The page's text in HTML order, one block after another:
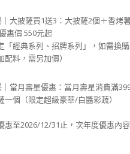
｜大披薩買1送3：大披薩2個＋香烤
惠價 550元起
「經典系列、招牌系列」，如需換
配料，需另加價）
｜當月壽星優惠：當月壽星消費滿
一個（限定超級豪華/白醬彩蔬）
惠至2026/12/31止，次年度優惠內